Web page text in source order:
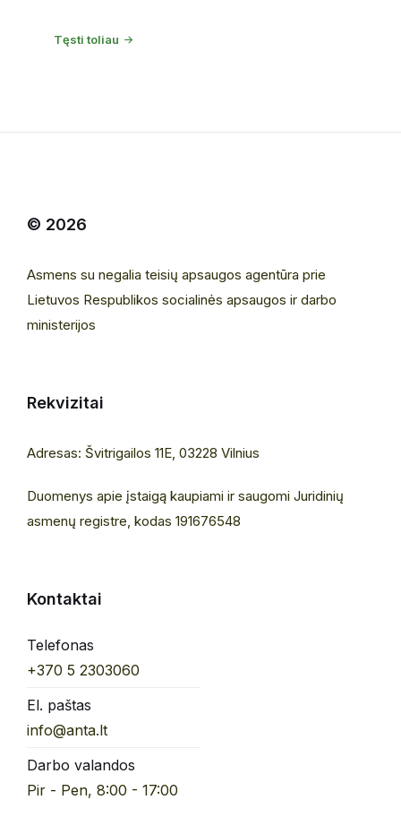
Tęsti toliau
© 2026
Asmens su negalia teisių apsaugos agentūra prie
Lietuvos Respublikos socialinės apsaugos ir darbo
ministerijos
Rekvizitai
Adresas: Švitrigailos 11E, 03228 Vilnius
Duomenys apie įstaigą kaupiami ir saugomi Juridinių
asmenų registre, kodas 191676548
Kontaktai
Telefonas
+370 5 2303060
El. paštas
info@anta.lt
Darbo valandos
Pir - Pen, 8:00 - 17:00